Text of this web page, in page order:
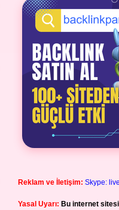
Reklam ve İletişim: Skype:
Yasal Uyarı: Bu internet